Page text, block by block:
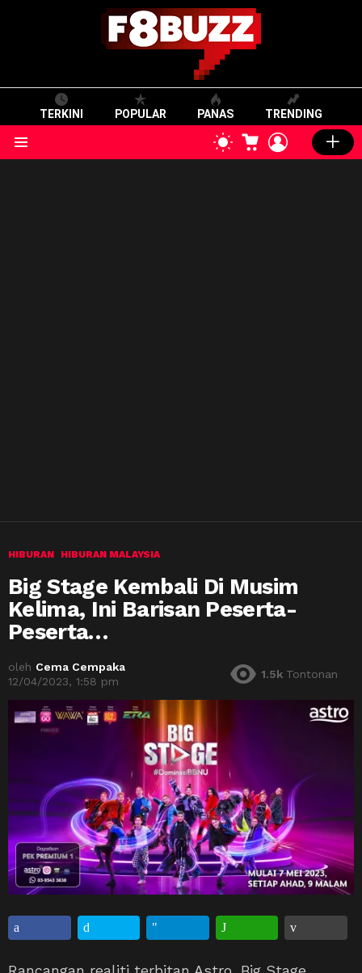
TERKINI POPULAR PANAS TRENDING
SWITCH
SKIN
CART LOGIN
HIBURAN HIBURAN MALAYSIA
Big Stage Kembali Di Musim
Kelima, Ini Barisan Peserta-
Peserta…
oleh Cema Cempaka
12/04/2023, 1:58 pm
1.5k Tontonan